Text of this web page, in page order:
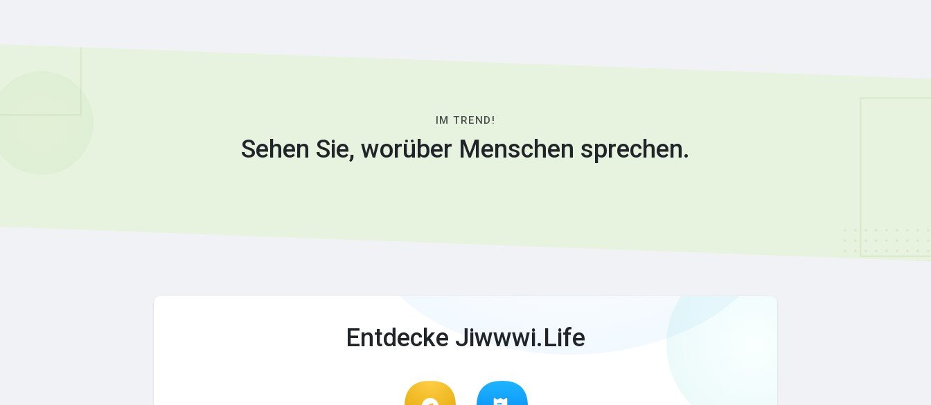
IM TREND!
Sehen Sie, worüber Menschen sprechen.
Entdecke Jiwwwi.Life